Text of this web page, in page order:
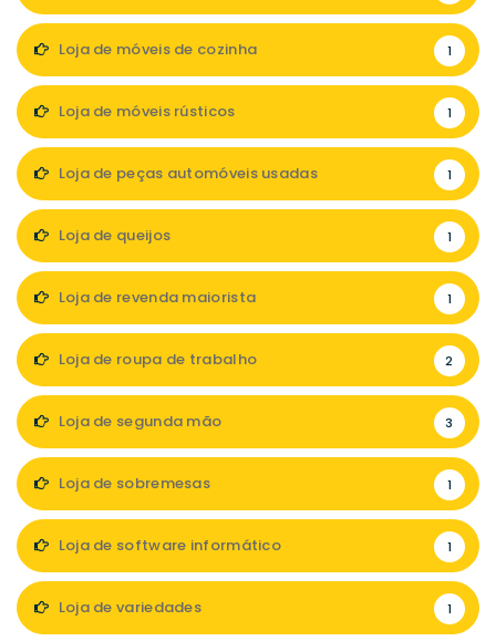
Loja de móveis de cozinha 1
Loja de móveis rústicos 1
Loja de peças automóveis usadas 1
Loja de queijos 1
Loja de revenda maiorista 1
Loja de roupa de trabalho 2
Loja de segunda mão 3
Loja de sobremesas 1
Loja de software informático 1
Loja de variedades 1